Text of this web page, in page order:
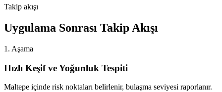
Takip akışı
Uygulama Sonrası Takip Akışı
1. Aşama
Hızlı Keşif ve Yoğunluk Tespiti
Maltepe içinde risk noktaları belirlenir, bulaşma seviyesi raporlanır.